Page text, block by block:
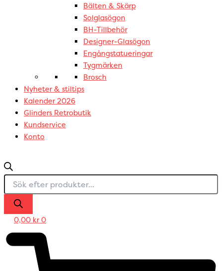
Bälten & Skärp
Solglasögon
BH-Tillbehör
Designer-Glasögon
Engångstatueringar
Tygmärken
Brosch
Nyheter & stiltips
Kalender 2026
Glinders Retrobutik
Kundservice
Konto
0,00 kr 0